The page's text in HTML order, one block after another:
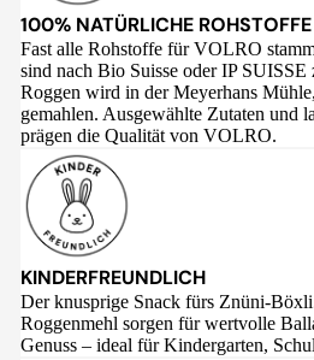
100% NATÜRLICHE ROHSTOFFE
Fast alle Rohstoffe für VOLRO
sind nach Bio Suisse oder IP
Roggen wird in der Meyerhans
gemahlen. Ausgewählte Zutaten und
prägen die Qualität von VOLRO.
KINDERFREUNDLICH
Der knusprige Snack fürs Znüni-
Roggenmehl sorgen für wertvolle
Genuss – ideal für Kindergarten,